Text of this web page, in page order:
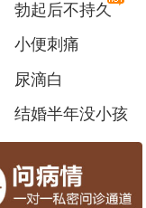
勃起后不持久
小便刺痛
尿滴白
结婚半年没小孩